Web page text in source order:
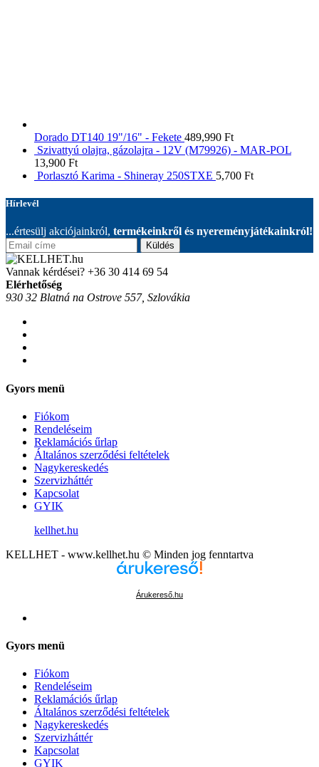
Dorado DT140 19"/16" - Fekete 489,990 Ft
Szivattyú olajra, gázolajra - 12V (M79926) - MAR-POL
13,900 Ft
Porlasztó Karima - Shineray 250STXE 5,700 Ft
Hírlevél
...értesülj akciójainkról, termékeinkről és nyereményjátékainkról!
Küldés
Vannak kérdései? +36 30 414 69 54
Elérhetőség
930 32 Blatná na Ostrove 557, Szlovákia
Gyors menü
Fiókom
Rendeléseim
Reklamációs űrlap
Általános szerződési feltételek
Nagykereskedés
Szervizháttér
Kapcsolat
GYIK
kellhet.hu
KELLHET - www.kellhet.hu © Minden jog fenntartva
Árukereső.hu
Gyors menü
Fiókom
Rendeléseim
Reklamációs űrlap
Általános szerződési feltételek
Nagykereskedés
Szervizháttér
Kapcsolat
GYIK